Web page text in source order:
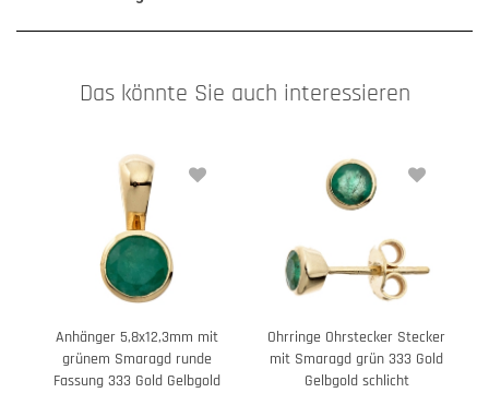
Das könnte Sie auch interessieren
Anhänger 5,8x12,3mm mit
grünem Smaragd runde
Fassung 333 Gold Gelbgold
Ohrringe Ohrstecker Stecker
mit Smaragd grün 333 Gold
Gelbgold schlicht